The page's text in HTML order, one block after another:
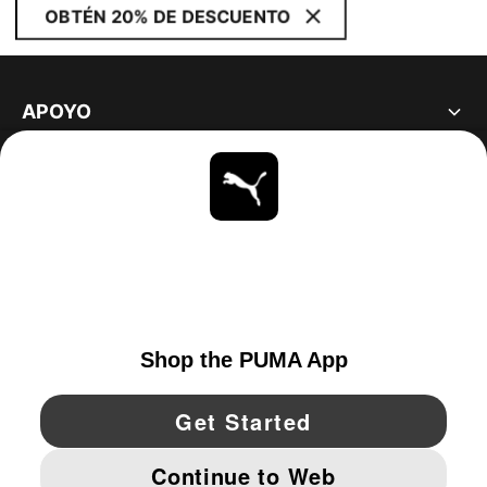
OBTÉN 20% DE DESCUENTO
APOYO
YouTube Twitter Pinterest
IMPRINT AND LEGAL DATA